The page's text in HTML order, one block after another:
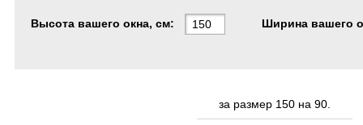
Высота вашего окна, см: Ширина вашего
за размер 150 на 90.